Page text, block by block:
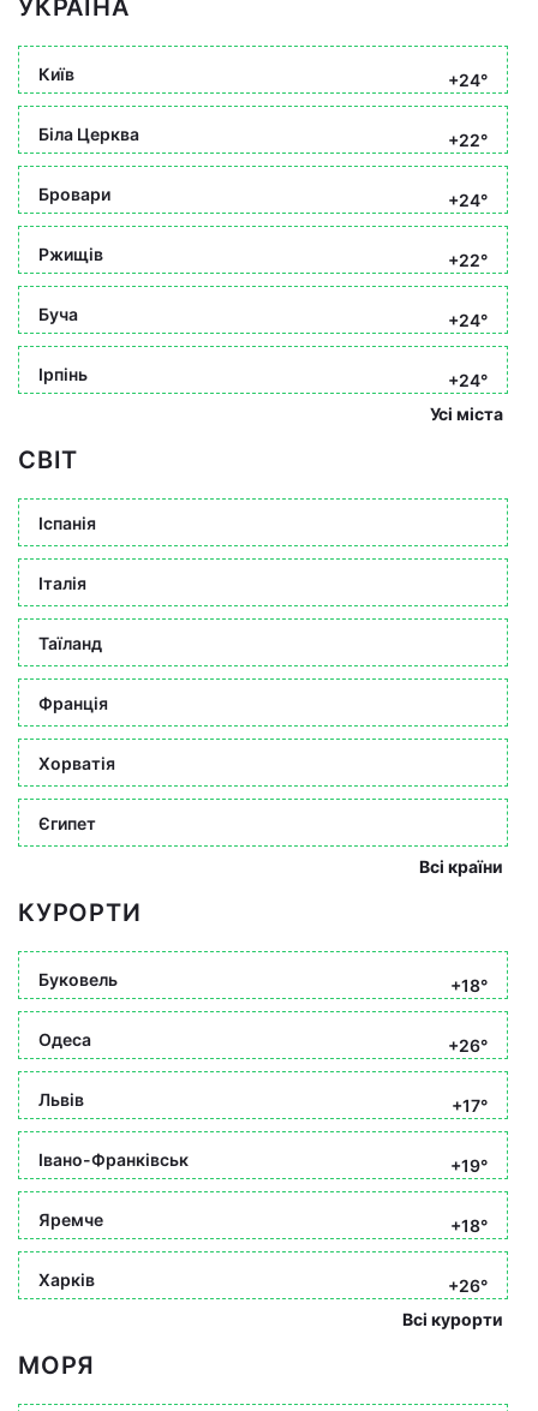
УКРАЇНА
Київ +24°
Біла Церква +22°
Бровари +24°
Ржищів +22°
Буча +24°
Ірпінь
+24°
Усі міста
СВІТ
Іспанія
Італія
Таїланд
Франція
Хорватія
Єгипет
Всі країни
КУРОРТИ
Буковель +18°
Одеса +26°
Львів +17°
Івано-Франківськ +19°
Яремче +18°
Харків
+26°
Всі курорти
МОРЯ